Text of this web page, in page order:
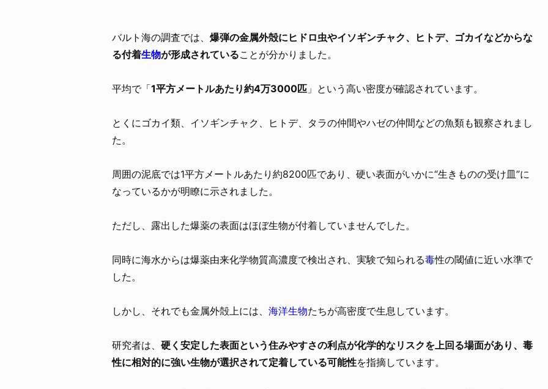
バルト海の調査では、 爆弾の金属外殻にヒドロ虫やイソギンチャク、ヒトデ、ゴカイなどからな
る付着生物が形成されていることが分かりました。
平均で「1平方メートルあたり約4万3000匹 」という高い密度が確認されています。
とくにゴカイ類、イソギンチャク、ヒトデ、タラの仲間やハゼの仲間などの魚類も観察されまし
た。
周囲の泥底では1平方メートルあたり約8200匹であり、硬い表面がいかに“生きものの受け皿”に
なっているかが明瞭に示されました。
ただし、露出した爆薬の表面はほぼ生物が付着していませんでした。
同時に海水からは爆薬由来化学物質高濃度で検出され、実験で知られる毒性の閾値に近い水準で
した。
しかし、それでも金属外殻上には、 海洋生物たちが高密度で生息しています。
研究者は、 硬く安定した表面という住みやすさの利点が化学的なリスクを上回る場面があり、毒
性に相対的に強い生物が選択されて定着している可能性を指摘しています。